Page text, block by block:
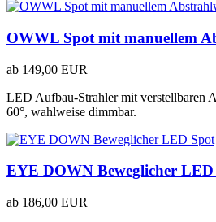
OWWL Spot mit manuellem
ab 149,00 EUR
LED Aufbau-Strahler mit verstellbaren
60°, wahlweise dimmbar.
EYE DOWN Beweglicher
ab 186,00 EUR